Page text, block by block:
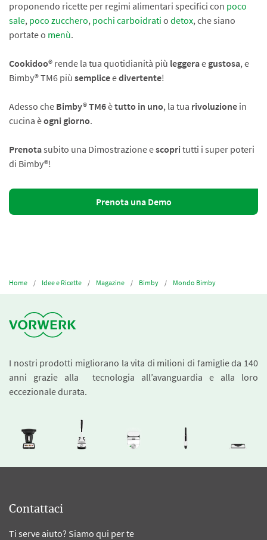
proponendo ricette per regimi alimentari specifici con poco
sale, poco zucchero, pochi carboidrati o detox, che siano
portate o menù.
Cookidoo® rende la tua quotidianità più leggerae gustosa, e
Bimby® TM6 più sempliceedivertente!
Adesso che Bimby® TM6ètutto in uno, la tua rivoluzione in
cucina èogni giorno.
Prenotasubito una Dimostrazione escopri tutti i super poteri
di Bimby®!
Prenota una Demo
Home Idee e Ricette Magazine Bimby Mondo Bimby
I nostri prodotti migliorano la vita di milioni di famiglie da 140
anni grazie alla tecnologia all’avanguardia e alla loro
eccezionale durata.
Contattaci
Ti serve aiuto? Siamo qui per te